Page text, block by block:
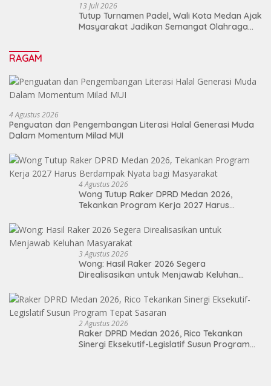
13 Juli 2026
Tutup Turnamen Padel, Wali Kota Medan Ajak
Masyarakat Jadikan Semangat Olahraga
RAGAM
4 Agustus 2026
Penguatan dan Pengembangan Literasi Halal Generasi Muda
Dalam Momentum Milad MUI
4 Agustus 2026
Wong Tutup Raker DPRD Medan 2026,
Tekankan Program Kerja 2027 Harus
3 Agustus 2026
Wong: Hasil Raker 2026 Segera
Direalisasikan untuk Menjawab Keluhan
2 Agustus 2026
Raker DPRD Medan 2026, Rico Tekankan
Sinergi Eksekutif-Legislatif Susun Program